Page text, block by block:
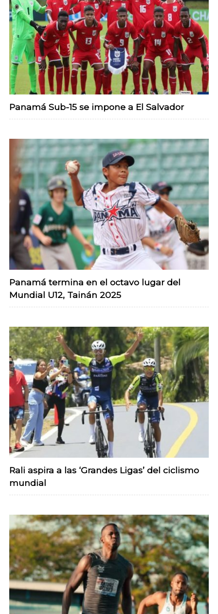
Panamá Sub-15 se impone a El Salvador
Panamá termina en el octavo lugar del
Mundial U12, Tainán 2025
Rali aspira a las ‘Grandes Ligas’ del ciclismo
mundial